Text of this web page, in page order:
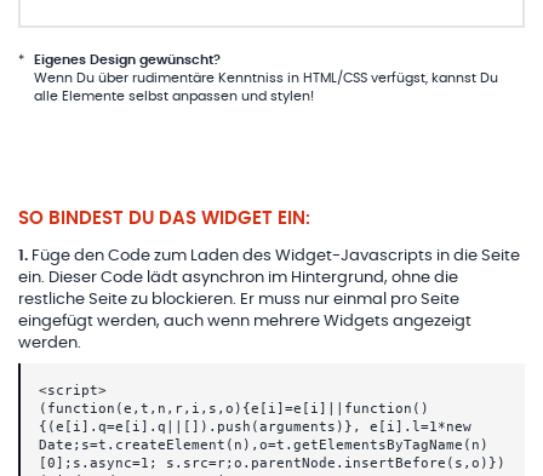
*
Eigenes Design gewünscht?
Wenn Du über rudimentäre Kenntniss in HTML/CSS verfügst, kannst Du
alle Elemente selbst anpassen und stylen!
SO BINDEST DU DAS WIDGET EIN:
1 . Füge den Code zum Laden des Widget-Javascripts in die Seite
ein. Dieser Code lädt asynchron im Hintergrund, ohne die
restliche Seite zu blockieren. Er muss nur einmal pro Seite
eingefügt werden, auch wenn mehrere Widgets angezeigt
werden.
<script>
(function(e,t,n,r,i,s,o){e[i]=e[i]||function()
{(e[i].q=e[i].q||[]).push(arguments)}, e[i].l=1*new
Date;s=t.createElement(n),o=t.getElementsByTagName(n)
[0];s.async=1; s.src=r;o.parentNode.insertBefore(s,o)})